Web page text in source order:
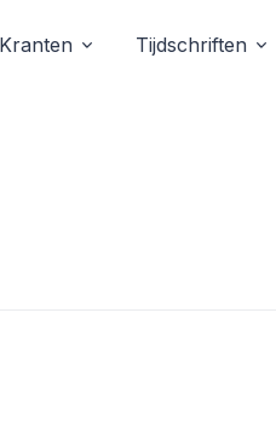
Kranten Tijdschriften